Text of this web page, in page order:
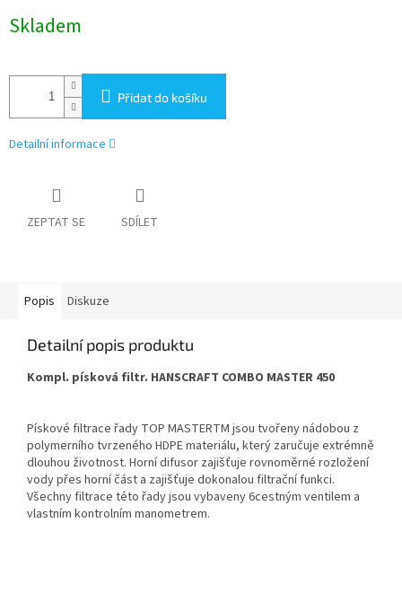
cena:
Skladem
Přidat do košíku
Detailní informace
ZEPTAT SE SDÍLET
Popis Diskuze
Detailní popis produktu
Kompl. písková filtr. HANSCRAFT COMBO MASTER 450
Pískové filtrace řady TOP MASTERTM jsou tvořeny nádobou z
polymerního tvrzeného HDPE materiálu, který zaručuje extrémně
dlouhou životnost. Horní difusor zajišťuje rovnoměrné rozložení
vody přes horní část a zajišťuje dokonalou filtrační funkci.
Všechny filtrace této řady jsou vybaveny 6cestným ventilem a
vlastním kontrolním manometrem.